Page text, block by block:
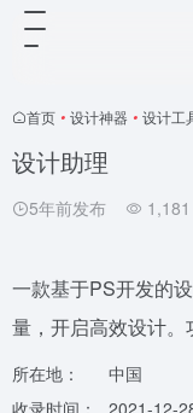
首页 • 设计神器 • 设计工
设计助理
5年前发布 1,181
一款基于PS开发的
量，开启高效设计
所在地：
中国
收录时间：
2021-12-